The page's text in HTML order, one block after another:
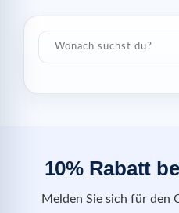
10% Rabatt
Melden Sie sich für den